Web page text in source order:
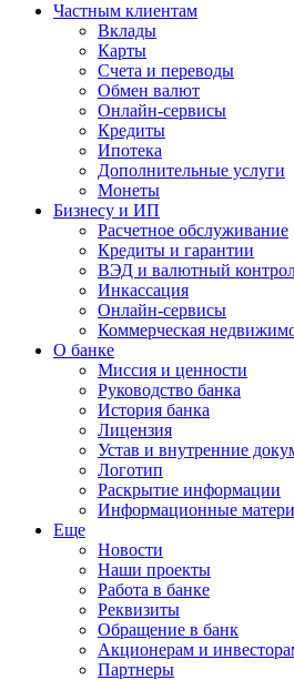
Частным клиентам
Вклады
Карты
Счета и переводы
Обмен валют
Онлайн-сервисы
Кредиты
Ипотека
Дополнительные услуги
Монеты
Бизнесу и ИП
Расчетное обслуживание
Кредиты и гарантии
ВЭД и валютный
Инкассация
Онлайн-сервисы
Коммерческая
О банке
Миссия и ценности
Руководство банка
История банка
Лицензия
Устав и внутренние
Логотип
Раскрытие информации
Информационные
Еще
Новости
Наши проекты
Работа в банке
Реквизиты
Обращение в банк
Акционерам и
Партнеры